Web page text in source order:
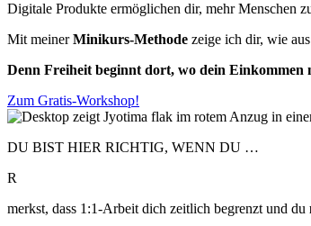
Digitale Produkte ermöglichen dir, mehr Menschen
Mit meinerMinikurs-Methode zeige ich dir, wie
Denn Freiheit beginnt dort, wo dein Einkommen
Zum Gratis-Workshop!
DU BIST HIER RICHTIG, WENN DU …
R
merkst, dass 1:1-Arbeit dich zeitlich begrenzt und du